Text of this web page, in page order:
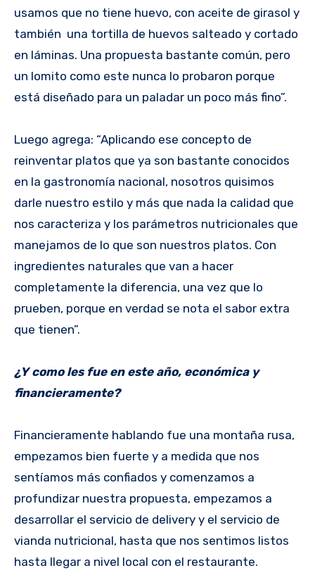
usamos que no tiene huevo, con aceite de girasol y
también una tortilla de huevos salteado y cortado
en láminas. Una propuesta bastante común, pero
un lomito como este nunca lo probaron porque
está diseñado para un paladar un poco más fino”.
Luego agrega: “Aplicando ese concepto de
reinventar platos que ya son bastante conocidos
en la gastronomía nacional, nosotros quisimos
darle nuestro estilo y más que nada la calidad que
nos caracteriza y los parámetros nutricionales que
manejamos de lo que son nuestros platos. Con
ingredientes naturales que van a hacer
completamente la diferencia, una vez que lo
prueben, porque en verdad se nota el sabor extra
que tienen”.
¿Y como les fue en este año, económica y
financieramente?
Financieramente hablando fue una montaña rusa,
empezamos bien fuerte y a medida que nos
sentíamos más confiados y comenzamos a
profundizar nuestra propuesta, empezamos a
desarrollar el servicio de delivery y el servicio de
vianda nutricional, hasta que nos sentimos listos
hasta llegar a nivel local con el restaurante.